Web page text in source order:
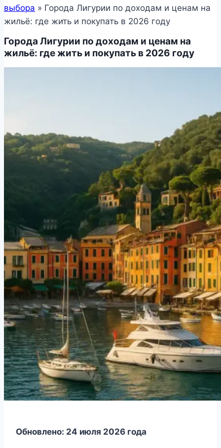
выбора » Города Лигурии по доходам и ценам на
жильё: где жить и покупать в 2026 году
Города Лигурии по доходам и ценам на
жильё: где жить и покупать в 2026 году
Обновлено: 24 июля 2026 года